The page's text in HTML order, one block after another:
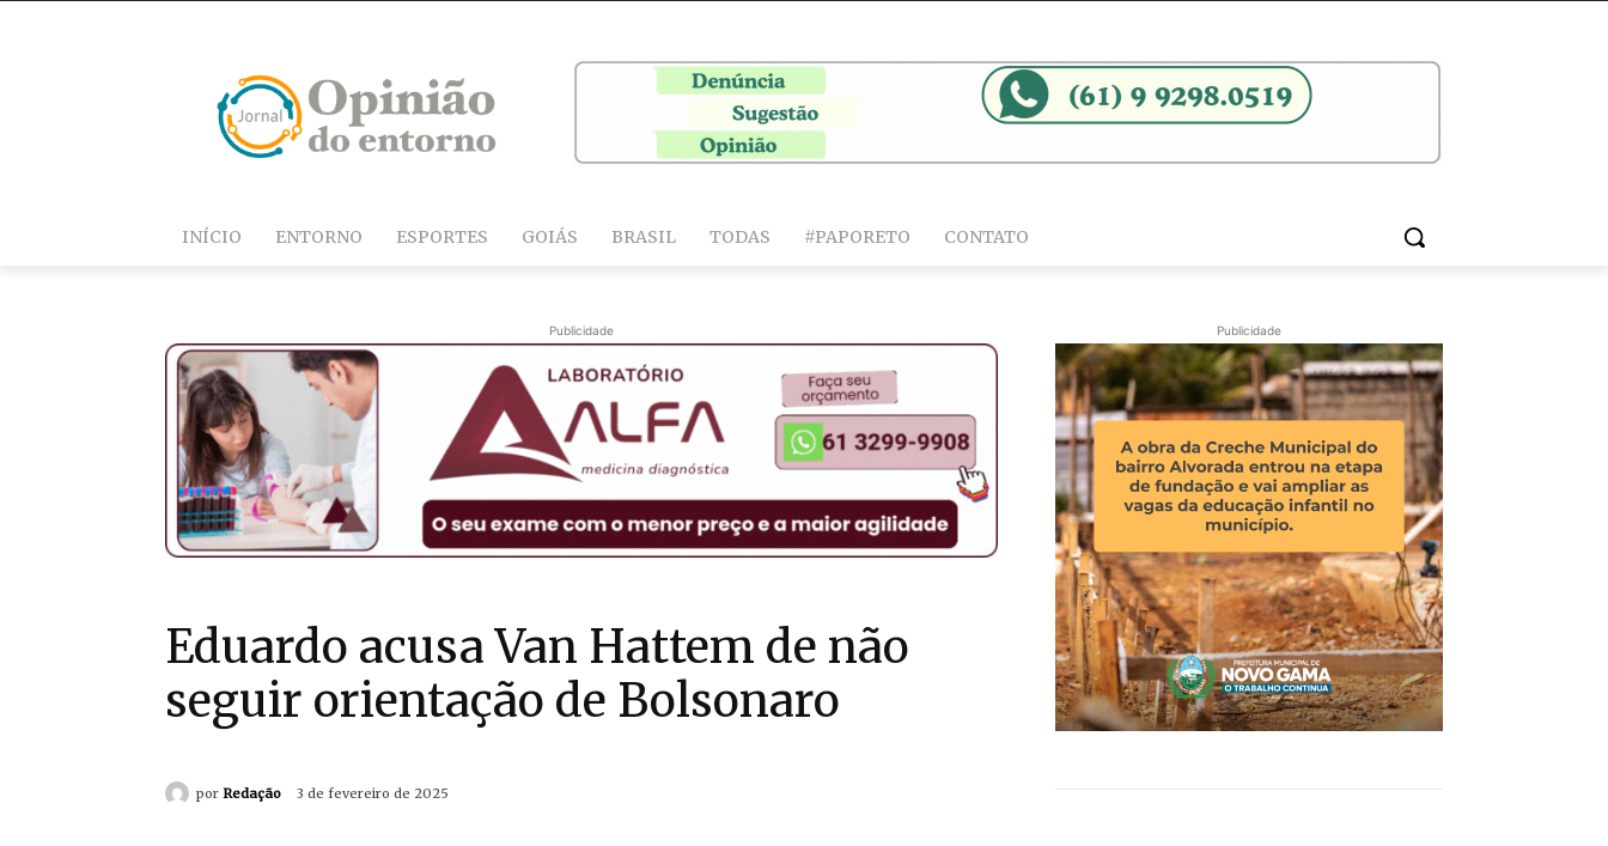
INÍCIO ENTORNO ESPORTES GOIÁS BRASIL TODAS #PAPORETO CONTATO
Publicidade
Eduardo acusa Van Hattem de não
seguir orientação de Bolsonaro
por Redação 3 de fevereiro de 2025
Publicidade